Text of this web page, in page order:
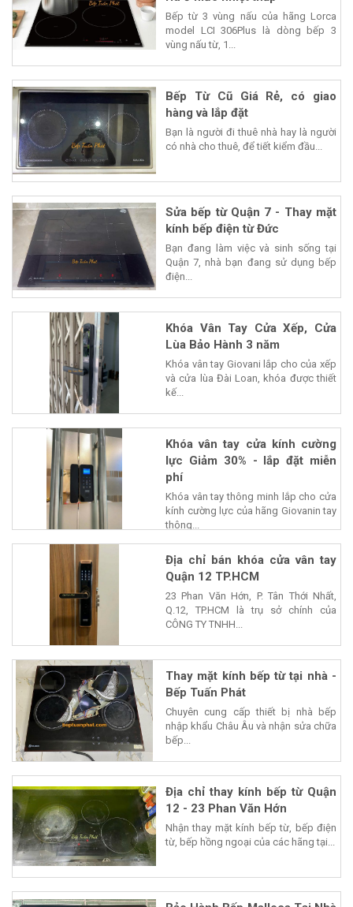
Bếp từ 3 vùng nấu của hãng Lorca
model LCI 306Plus là dòng bếp 3
vùng nấu từ, 1...
Bếp Từ Cũ Giá Rẻ, có giao
hàng và lắp đặt
Bạn là người đi thuê nhà hay là người
có nhà cho thuê, để tiết kiểm đầu...
Sửa bếp từ Quận 7 - Thay mặt
kính bếp điện từ Đức
Bạn đang làm việc và sinh sống tại
Quận 7, nhà bạn đang sử dụng bếp
điện...
Khóa Vân Tay Cửa Xếp, Cửa
Lùa Bảo Hành 3 năm
Khóa vân tay Giovani lắp cho của xếp
và cửa lùa Đài Loan, khóa được thiết
kế...
Khóa vân tay cửa kính cường
lực Giảm 30% - lắp đặt miễn
phí
Khóa vân tay thông minh lắp cho cửa
kính cường lực của hãng Giovanin tay
thông...
Địa chỉ bán khóa cửa vân tay
Quận 12 TP.HCM
23 Phan Văn Hớn, P. Tân Thới Nhất,
Q.12, TP.HCM là trụ sở chính của
CÔNG TY TNHH...
Thay mặt kính bếp từ tại nhà -
Bếp Tuấn Phát
Chuyên cung cấp thiết bị nhà bếp
nhập khẩu Châu Âu và nhận sửa chữa
bếp...
Địa chỉ thay kính bếp từ Quận
12 - 23 Phan Văn Hớn
Nhận thay mặt kính bếp từ, bếp điện
từ, bếp hồng ngoại của các hãng tại...